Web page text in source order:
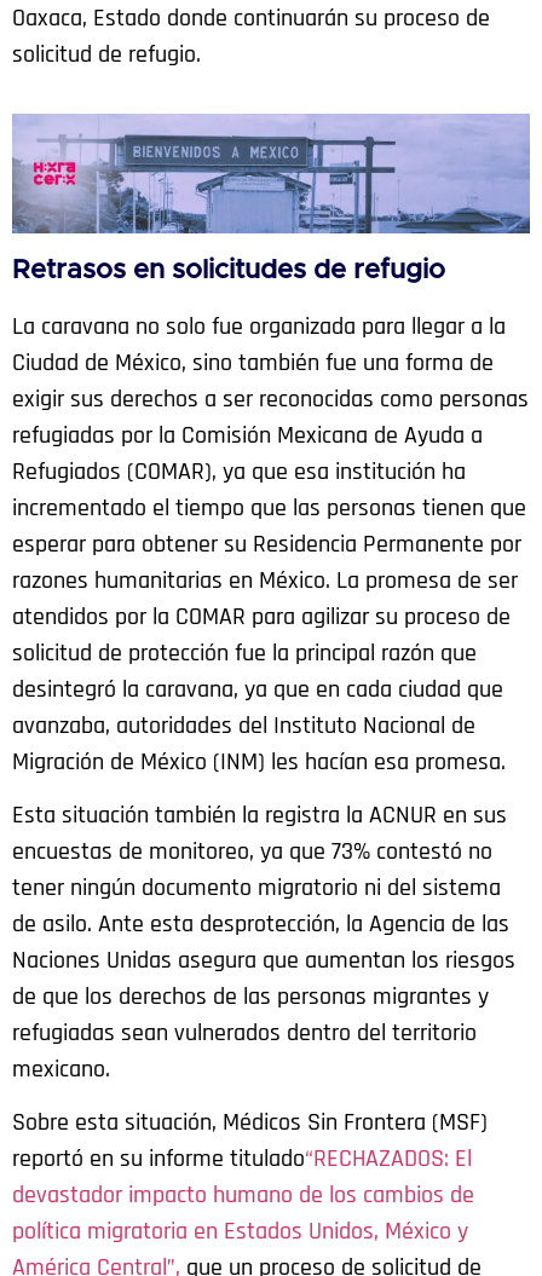
Oaxaca, Estado donde continuarán su proceso de
solicitud de refugio.
Retrasos en solicitudes de refugio
La caravana no solo fue organizada para llegar a la
Ciudad de México, sino también fue una forma de
exigir sus derechos a ser reconocidas como personas
refugiadas por la Comisión Mexicana de Ayuda a
Refugiados (COMAR), ya que esa institución ha
incrementado el tiempo que las personas tienen que
esperar para obtener su Residencia Permanente por
razones humanitarias en México. La promesa de ser
atendidos por la COMAR para agilizar su proceso de
solicitud de protección fue la principal razón que
desintegró la caravana, ya que en cada ciudad que
avanzaba, autoridades del Instituto Nacional de
Migración de México (INM) les hacían esa promesa.
Esta situación también la registra la ACNUR en sus
encuestas de monitoreo, ya que 73% contestó no
tener ningún documento migratorio ni del sistema
de asilo. Ante esta desprotección, la Agencia de las
Naciones Unidas asegura que aumentan los riesgos
de que los derechos de las personas migrantes y
refugiadas sean vulnerados dentro del territorio
mexicano.
Sobre esta situación, Médicos Sin Frontera (MSF)
reportó en su informe titulado“RECHAZADOS: El
devastador impacto humano de los cambios de
política migratoria en Estados Unidos, México y
América Central”, que un proceso de solicitud de